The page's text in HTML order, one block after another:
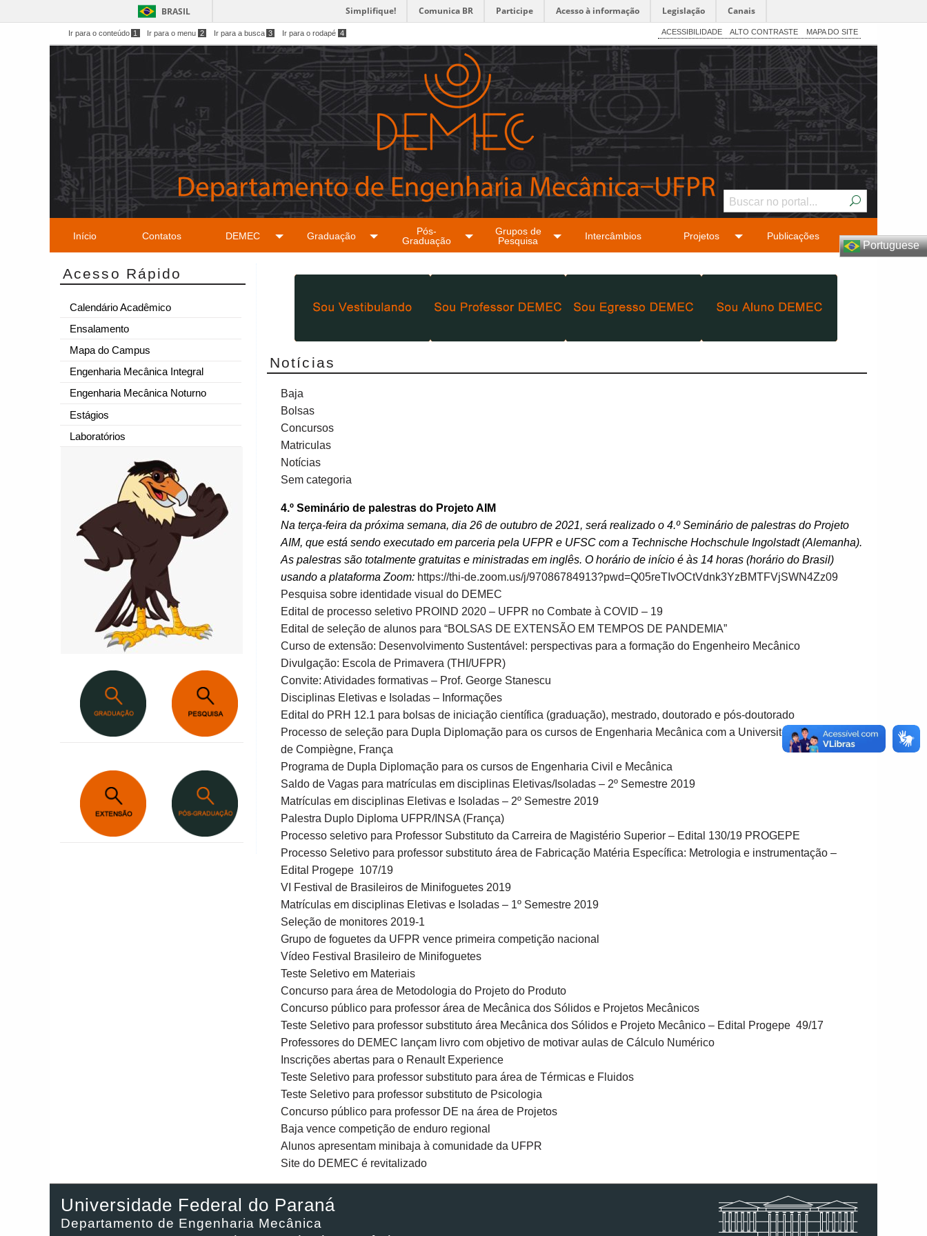
BRASIL Simplifique! Comunica BR Participe Acesso à informação Legislação Canais
Ir para o conteúdo 1 Ir para o menu 2 Ir para a busca 3 Ir para o rodapé 4 ACESSIBILIDADE ALTO CONTRASTE MAPA DO SITE
Início Contatos DEMEC Graduação
Pós-
Graduação
Grupos de
Pesquisa
Intercâmbios Projetos Publicações
Portuguese
Acesso Rápido
Calendário Acadêmico
Ensalamento
Mapa do Campus
Engenharia Mecânica Integral
Engenharia Mecânica Noturno
Estágios
Laboratórios
Notícias
Baja
Bolsas
Concursos
Matriculas
Notícias
Sem categoria
4.º Seminário de palestras do Projeto AIM
Na terça-feira da próxima semana, dia 26 de outubro de 2021, será realizado o 4.º Seminário de palestras do Projeto
AIM, que está sendo executado em parceria pela UFPR e UFSC com a Technische Hochschule Ingolstadt (Alemanha).
As palestras são totalmente gratuitas e ministradas em inglês. O horário de início é às 14 horas (horário do Brasil)
usando a plataforma Zoom: https://thi-de.zoom.us/j/97086784913?pwd=Q05reTIvOCtVdnk3YzBMTFVjSWN4Zz09
Pesquisa sobre identidade visual do DEMEC
Edital de processo seletivo PROIND 2020 – UFPR no Combate à COVID – 19
Edital de seleção de alunos para “BOLSAS DE EXTENSÃO EM TEMPOS DE PANDEMIA”
Curso de extensão: Desenvolvimento Sustentável: perspectivas para a formação do Engenheiro Mecânico
Divulgação: Escola de Primavera (THI/UFPR)
Convite: Atividades formativas – Prof. George Stanescu
Disciplinas Eletivas e Isoladas – Informações
Edital do PRH 12.1 para bolsas de iniciação científica (graduação), mestrado, doutorado e pós-doutorado
Processo de seleção para Dupla Diplomação para os cursos de Engenharia Mecânica com a Université Technologique
de Compiègne, França
Programa de Dupla Diplomação para os cursos de Engenharia Civil e Mecânica
Saldo de Vagas para matrículas em disciplinas Eletivas/Isoladas – 2º Semestre 2019
Matrículas em disciplinas Eletivas e Isoladas – 2º Semestre 2019
Palestra Duplo Diploma UFPR/INSA (França)
Processo seletivo para Professor Substituto da Carreira de Magistério Superior – Edital 130/19 PROGEPE
Processo Seletivo para professor substituto área de Fabricação Matéria Específica: Metrologia e instrumentação –
Edital Progepe 107/19
VI Festival de Brasileiros de Minifoguetes 2019
Matrículas em disciplinas Eletivas e Isoladas – 1º Semestre 2019
Seleção de monitores 2019-1
Grupo de foguetes da UFPR vence primeira competição nacional
Vídeo Festival Brasileiro de Minifoguetes
Teste Seletivo em Materiais
Concurso para área de Metodologia do Projeto do Produto
Concurso público para professor área de Mecânica dos Sólidos e Projetos Mecânicos
Teste Seletivo para professor substituto área Mecânica dos Sólidos e Projeto Mecânico – Edital Progepe 49/17
Professores do DEMEC lançam livro com objetivo de motivar aulas de Cálculo Numérico
Inscrições abertas para o Renault Experience
Teste Seletivo para professor substituto para área de Térmicas e Fluidos
Teste Seletivo para professor substituto de Psicologia
Concurso público para professor DE na área de Projetos
Baja vence competição de enduro regional
Alunos apresentam minibaja à comunidade da UFPR
Site do DEMEC é revitalizado
Universidade Federal do Paraná
Departamento de Engenharia Mecânica